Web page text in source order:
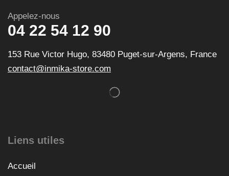
Appelez-nous
04 22 54 12 90
153 Rue Victor Hugo, 83480 Puget-sur-Argens, France
contact@inmika-store.com
Liens utiles
Accueil